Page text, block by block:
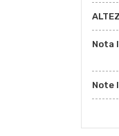
Nota
Note